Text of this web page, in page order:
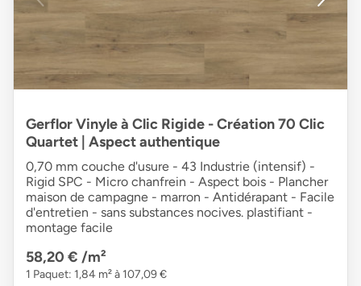
Gerflor Vinyle à Clic Rigide - Création 70 Clic
Quartet | Aspect authentique
0,70 mm couche d'usure - 43 Industrie (intensif) -
Rigid SPC - Micro chanfrein - Aspect bois - Plancher
maison de campagne - marron - Antidérapant - Facile
d'entretien - sans substances nocives. plastifiant -
montage facile
58,20 € /m²
1 Paquet: 1,84 m² à 107,09 €